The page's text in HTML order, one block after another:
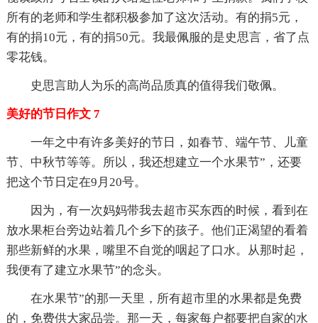
所有的老师和学生都积极参加了这次活动。有的捐5元，
有的捐10元，有的捐50元。我最佩服的是史思言，省了点
零花钱。
史思言助人为乐的高尚品质真的值得我们敬佩。
美好的节日作文 7
一年之中有许多美好的节日，如春节、端午节、儿童
节、中秋节等等。所以，我还想建立一个水果节”，还要
把这个节日定在9月20号。
因为，有一次妈妈带我去超市买东西的时候，看到在
放水果柜台旁边站着几个乡下的孩子。他们正渴望的看着
那些新鲜的水果，嘴里不自觉的咽起了口水。从那时起，
我便有了建立水果节”的念头。
在水果节”的那一天里，所有超市里的水果都是免费
的，免费供大家品尝。那一天，每家每户都要把自家的水